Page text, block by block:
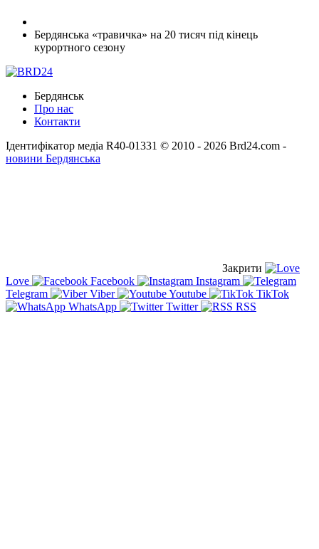
Бердянська «травичка» на 20 тисяч під кінець
курортного сезону
Бердянськ
Про нас
Контакти
Ідентифікатор медіа R40-01331 © 2010 - 2026 Brd24.com -
новини Бердянська
Закрити
Love
Facebook
Instagram
Telegram
Viber Youtube
TikTok
WhatsApp
Twitter RSS